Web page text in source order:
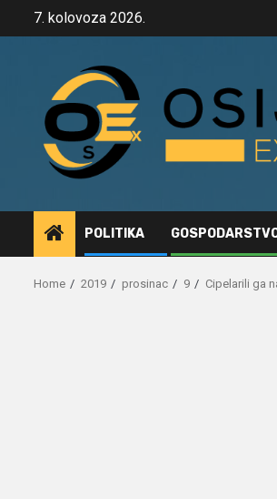
7. kolovoza 2026.
POLITIKA
Home 2019 prosinac 9 Cipelarili ga